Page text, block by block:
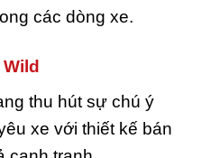
các dòng xe.
thu hút sự chú ý
xe với thiết kế bán